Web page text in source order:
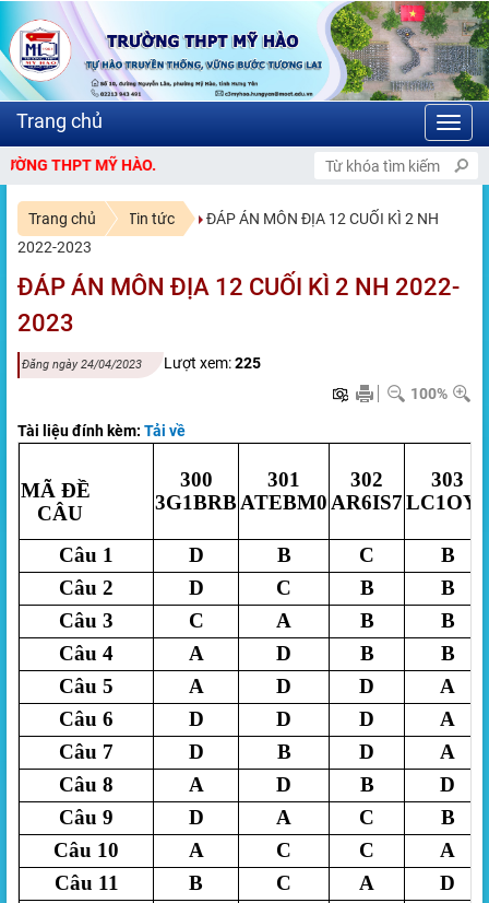
MỸ HÀO.
Trang chủ Tin tức
ĐÁP ÁN MÔN ĐỊA 12 CUỐI KÌ 2 NH
2022-2023
ĐÁP ÁN MÔN ĐỊA 12 CUỐI KÌ 2 NH 2022-
2023
Đăng ngày 24/04/2023 Lượt xem:225
100%
Tài liệu đính kèm: Tải về
MÃ ĐỀ
CÂU
300
3G1BRB
301
ATEBM0
302
AR6IS7
303
LC1OY8
Câu 1 D B C
B
Câu 2
D C B
B
Câu 3
C A B
B
Câu 4
A D B
B
Câu 5
A D D
A
Câu 6
D D D
A
Câu 7
D B D
A
Câu 8
A D B
D
Câu 9
D A C
B
Câu 10
A C C
A
Câu 11
B C A
D